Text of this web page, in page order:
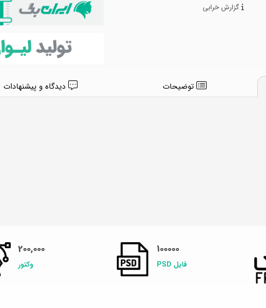
گزارش خرابی
100000
فایل PSD
200,000
وکتور